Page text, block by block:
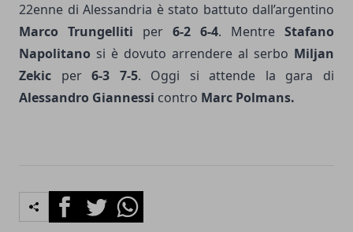
22enne di Alessandria è stato battuto dall’argentino
Marco Trungelliti per 6-2 6-4. Mentre Stafano
Napolitano si è dovuto arrendere al serbo Miljan
Zekic per6-3 7-5. Oggi si attende la gara di
Alessandro Giannessi contro Marc Polmans.
FacebookTwitterWhatsapp